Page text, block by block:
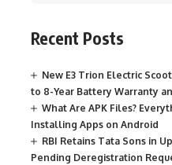
Recent Posts
New E3 Trion Electric
to 8-Year Battery Warranty
What Are APK Files?
Installing Apps on Android
RBI Retains Tata Sons in
Pending Deregistration